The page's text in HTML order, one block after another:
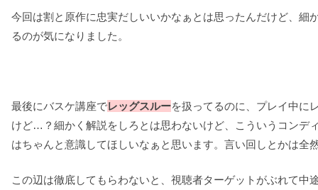
今回は割と原作に忠実だしいいかなぁとは思ったんだけど、
るのが気になりました。
最後にバスケ講座でレッグスルーを扱ってるのに、プレイ中に
けど…？細かく解説をしろとは思わないけど、こういうコンデ
はちゃんと意識してほしいなぁと思います。言い回しとかは
この辺は徹底してもらわないと、視聴者ターゲットがぶれて